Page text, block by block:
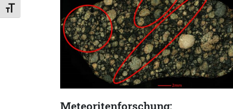
Schrift vergrößern
Meteoritenforschung: